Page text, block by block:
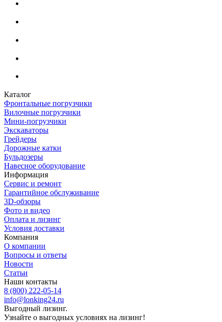
Каталог
Фронтальные погрузчики
Вилочные погрузчики
Мини-погрузчики
Экскаваторы
Грейдеры
Дорожные катки
Бульдозеры
Навесное оборудование
Информация
Сервис и ремонт
Гарантийное обслуживание
3D-обзоры
Фото и видео
Оплата и лизинг
Условия доставки
Компания
О компании
Вопросы и ответы
Новости
Статьи
Наши контакты
8 (800) 222-05-14
info@lonking24.ru
Выгодный лизинг.
Узнайте о выгодных условиях на лизинг!